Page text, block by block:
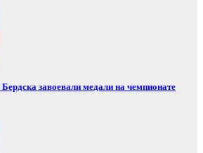
завоевали медали на чемпионате